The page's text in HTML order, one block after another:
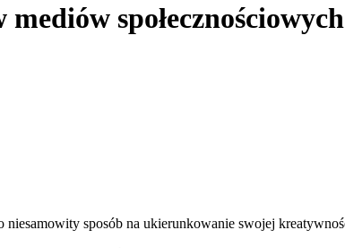
mediów
niesamowity sposób na ukierunkowanie swojej